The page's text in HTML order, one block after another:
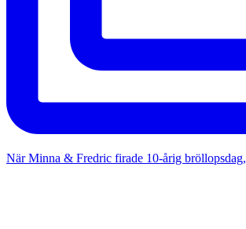
När Minna & Fredric firade 10-årig bröllopsdag,